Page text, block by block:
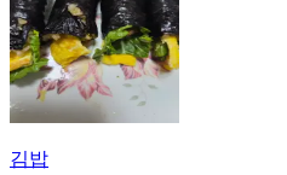
김밥